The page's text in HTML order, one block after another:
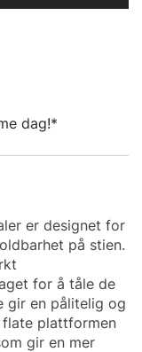
dag!*
er designet for
på stien.
for å tåle de
gir en pålitelig og
plattformen
gir en mer